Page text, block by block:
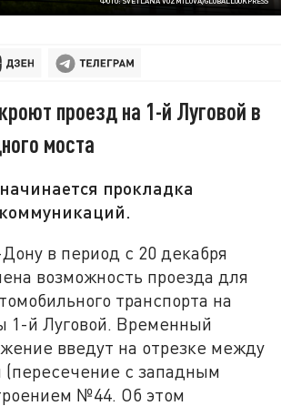
проезд на 1-й Луговой в
моста
прокладка
в период с 20 декабря
возможность проезда для
транспорта на
1-й Луговой. Временный
введут на отрезке между
(пересечение с западным
№44. Об этом